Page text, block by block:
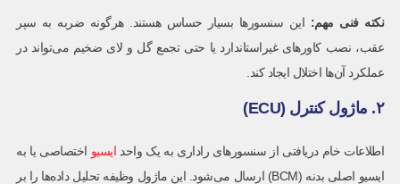
نکته فنی مهم: این سنسورها بسیار حساس هستند. هرگونه ضربه به سپر
عقب، نصب کاورهای غیراستاندارد یا حتی تجمع گل‌ و‌ لای ضخیم می‌تواند در
عملکرد آن‌ها اختلال ایجاد کند.
۲. ماژول کنترل (ECU)
اطلاعات خام دریافتی از سنسورهای راداری به یک واحد ایسیو اختصاصی یا به
ایسیو اصلی بدنه (BCM) ارسال می‌شود. این ماژول وظیفه تحلیل داده‌ها را بر